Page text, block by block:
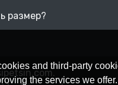
and third-party
the services we
размер?